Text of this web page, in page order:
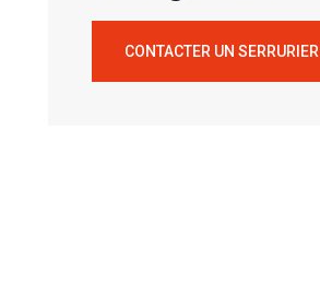
CONTACTER UN SERRURIER